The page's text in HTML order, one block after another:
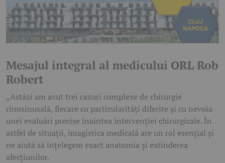
Mesajul integral al medicului ORL Rob
Robert
„Astăzi am avut trei cazuri complexe de chirurgie
rinosinusală, fiecare cu particularități diferite și cu nevoia
unei evaluări precise înaintea intervenției chirurgicale. În
astfel de situații, imagistica medicală are un rol esențial și
ne ajută să înțelegem exact anatomia și extinderea
afecțiunilor.